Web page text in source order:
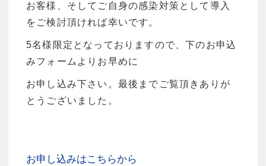
お客様、そしてご自身の感染対策として導入
をご検討頂ければ幸いです。
5名様限定となっておりますので、下のお申込
みフォームよりお早めに
お申し込み下さい。最後までご覧頂きありが
とうございました。
お申し込みはこちらから